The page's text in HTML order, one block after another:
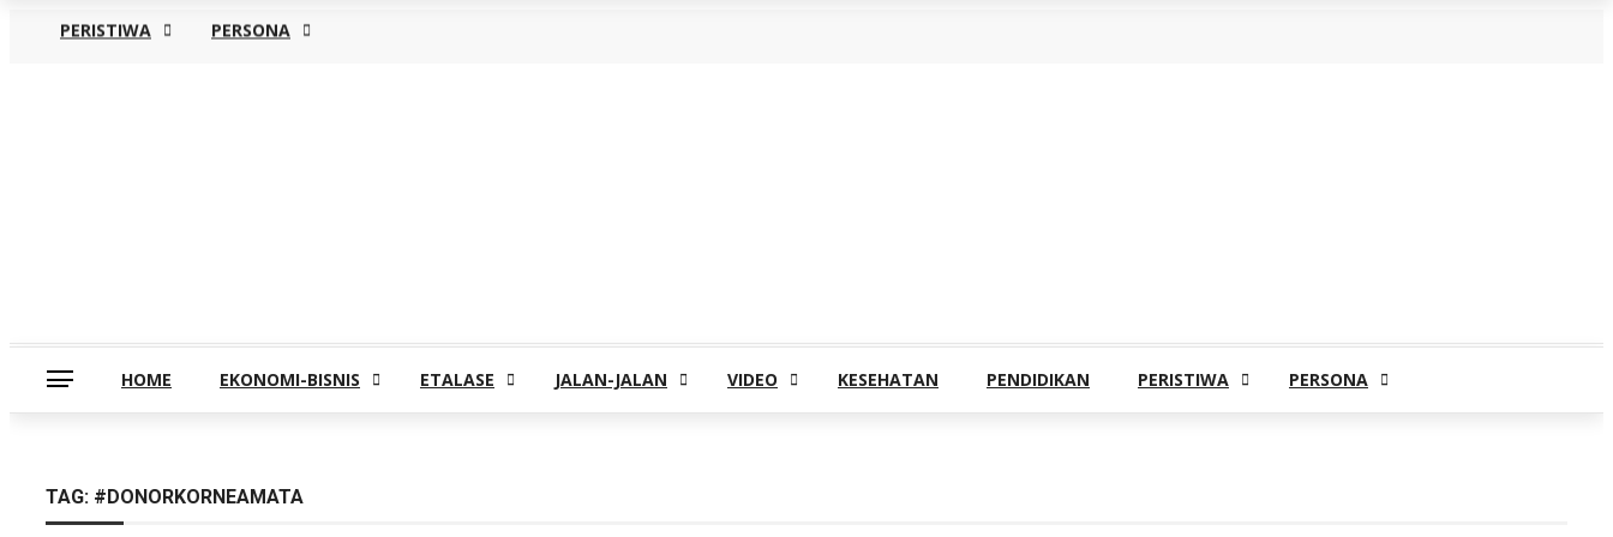
HOME EKONOMI-BISNIS ETALASE JALAN-JALAN VIDEO KESEHATAN PENDIDIKAN PERISTIWA PERSONA
PERISTIWA PERSONA
TAG: #DONORKORNEAMATA